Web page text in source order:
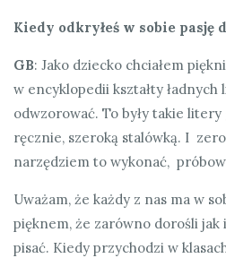
Kiedy odkryłeś w sobie pasję
GB: Jako dziecko chciałem
w encyklopedii kształty ładnych
odwzorować. To były takie
ręcznie, szeroką stalówką. I
narzędziem to wykonać,
Uważam, że każdy z nas ma w
pięknem, że zarówno dorośli jak
pisać. Kiedy przychodzi w